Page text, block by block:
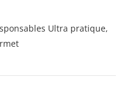
Ultra pratique,